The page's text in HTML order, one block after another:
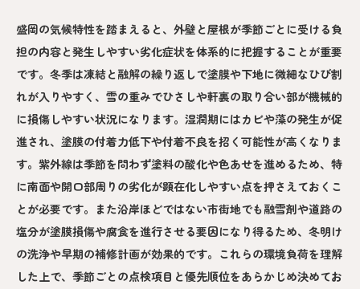
盛岡の気候特性を踏まえると、外壁と屋根が季節ごとに受ける負
担の内容と発生しやすい劣化症状を体系的に把握することが重要
です。冬季は凍結と融解の繰り返しで塗膜や下地に微細なひび割
れが入りやすく、雪の重みでひさしや軒裏の取り合い部が機械的
に損傷しやすい状況になります。湿潤期にはカビや藻の発生が促
進され、塗膜の付着力低下や付着不良を招く可能性が高くなりま
す。紫外線は季節を問わず塗料の酸化や色あせを進めるため、特
に南面や開口部周りの劣化が顕在化しやすい点を押さえておくこ
とが必要です。また沿岸ほどではない市街地でも融雪剤や道路の
塩分が塗膜損傷や腐食を進行させる要因になり得るため、冬明け
の洗浄や早期の補修計画が効果的です。これらの環境負荷を理解
した上で、季節ごとの点検項目と優先順位をあらかじめ決めてお